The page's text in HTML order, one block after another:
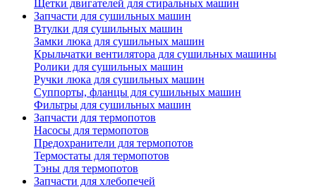
Щетки двигателей для стиральных машин
Запчасти для сушильных машин
Втулки для сушильных машин
Замки люка для сушильных машин
Крыльчатки вентилятора для сушильных машины
Ролики для сушильных машин
Ручки люка для сушильных машин
Суппорты, фланцы для сушильных машин
Фильтры для сушильных машин
Запчасти для термопотов
Насосы для термопотов
Предохранители для термопотов
Термостаты для термопотов
Тэны для термопотов
Запчасти для хлебопечей